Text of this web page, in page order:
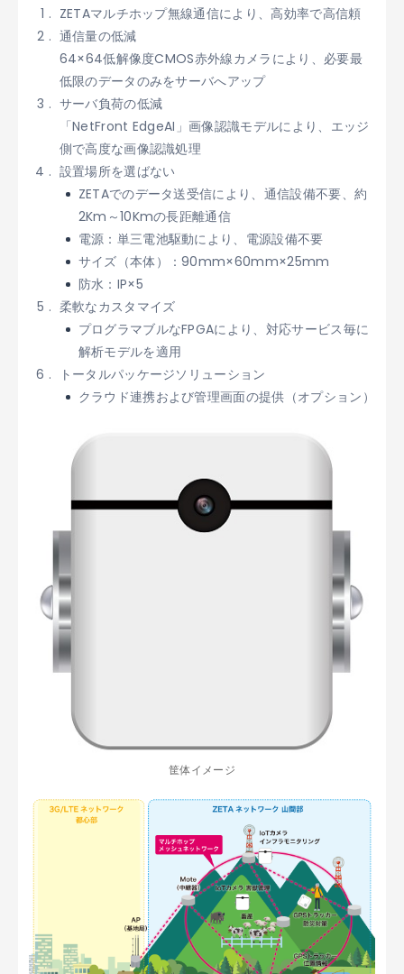
ZETAマルチホップ無線通信により、高効率で高信頼
通信量の低減
64×64低解像度CMOS赤外線カメラにより、必要最
低限のデータのみをサーバへアップ
サーバ負荷の低減
「NetFront EdgeAI」画像認識モデルにより、エッジ
側で高度な画像認識処理
設置場所を選ばない
ZETAでのデータ送受信により、通信設備不要、約
2Km～10Kmの長距離通信
電源：単三電池駆動により、電源設備不要
サイズ（本体）：90mm×60mm×25mm
防水：IP×5
柔軟なカスタマイズ
プログラマブルなFPGAにより、対応サービス毎に
解析モデルを適用
トータルパッケージソリューション
クラウド連携および管理画面の提供（オプション）
筐体イメージ